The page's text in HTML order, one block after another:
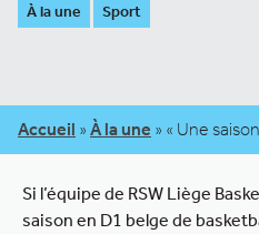
À la une Sport
Accueil » À la une » « Une
Si l’équipe de RSW Liège
saison en D1 belge de